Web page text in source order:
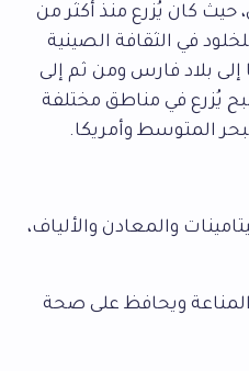
حيث كان يُزرع منذ أكثر من
للخلود في الثقافة الصينية
إلى بلاد فارس ومن ثم إلى
يُزرع في مناطق مختلفة
المتوسط وأمريكا.
والمعادن والألياف،
المناعة ويحافظ على صحة